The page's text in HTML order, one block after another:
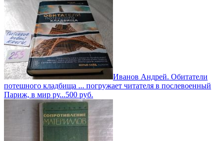
Иванов Андрей. Обитатели
потешного кладбища ... погружает читателя в послевоенный
Париж, в мир ру...500 руб.